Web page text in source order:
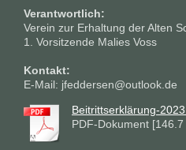
Verantwortlich:
Verein zur Erhaltung der Alten
1. Vorsitzende Malies Voss
Kontakt:
E-Mail: jfeddersen@outlook.de
Beitrittserklärung-
PDF-Dokument [146.7